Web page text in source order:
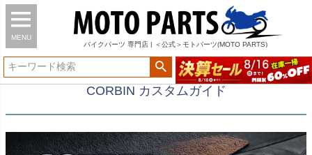
MENU
バイク パーツ 専門店 | ＜公式＞モトパーツ(MOTO PARTS)
CORBIN カスタムガイド